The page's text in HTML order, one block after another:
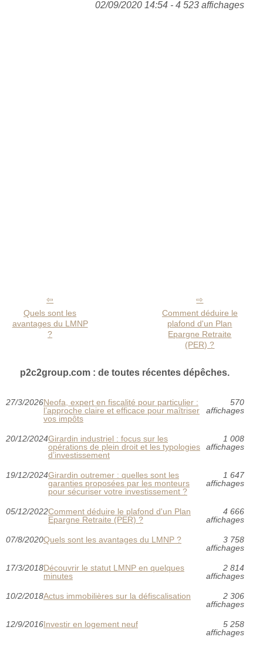
02/09/2020 14:54 - 4 523 affichages
Quels sont les
avantages du LMNP
?
Comment déduire le
plafond d'un Plan
Epargne Retraite
(PER) ?
p2c2group.com : de toutes récentes dépêches.
27/3/2026Neofa, expert en fiscalité pour particulier :
l’approche claire et efficace pour maîtriser
vos impôts
570
affichages
20/12/2024Girardin industriel : focus sur les
opérations de plein droit et les typologies
d’investissement
1 008
affichages
19/12/2024Girardin outremer : quelles sont les
garanties proposées par les monteurs
pour sécuriser votre investissement ?
1 647
affichages
05/12/2022Comment déduire le plafond d'un Plan
Epargne Retraite (PER) ?
4 666
affichages
07/8/2020Quels sont les avantages du LMNP ?
3 758
affichages
17/3/2018Découvrir le statut LMNP en quelques
minutes
2 814
affichages
10/2/2018Actus immobilières sur la défiscalisation
2 306
affichages
12/9/2016Investir en logement neuf
5 258
affichages